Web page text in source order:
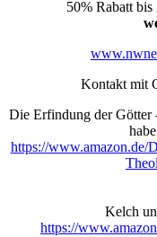
50% Rabatt
Kontakt mit
Die Erfindung der Götter
https://www.amazon.de/
Kelch
https://